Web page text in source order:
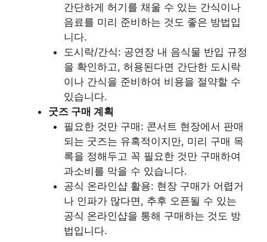
간단하게 허기를 채울 수 있는 간식이나
음료를 미리 준비하는 것도 좋은 방법입
니다.
도시락/간식: 공연장 내 음식물 반입 규정
을 확인하고, 허용된다면 간단한 도시락
이나 간식을 준비하여 비용을 절약할 수
있습니다.
굿즈 구매 계획
필요한 것만 구매: 콘서트 현장에서 판매
되는 굿즈는 유혹적이지만, 미리 구매 목
록을 정해두고 꼭 필요한 것만 구매하여
과소비를 막을 수 있습니다.
공식 온라인샵 활용: 현장 구매가 어렵거
나 인파가 많다면, 추후 오픈될 수 있는
공식 온라인샵을 통해 구매하는 것도 방
법입니다.